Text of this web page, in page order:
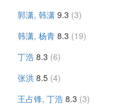
郭潇, 韩潇 9.3 (3)
韩潇, 杨青 8.3 (19)
丁浩 8.3 (6)
张洪 8.5 (4)
王占锋, 丁浩 8.3 (3)